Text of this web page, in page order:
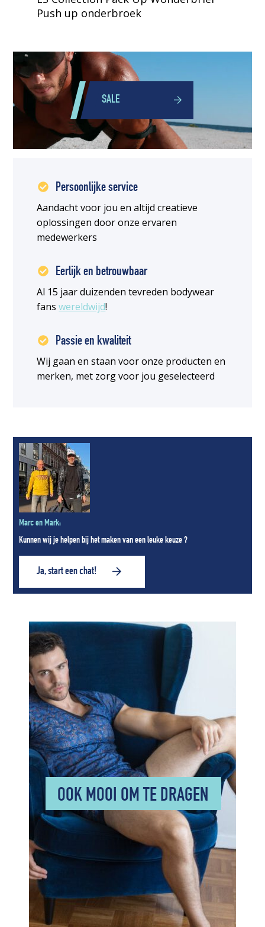
Push up onderbroek
SALE
Persoonlijke service
Aandacht voor jou en altijd creatieve
oplossingen door onze ervaren
medewerkers
Eerlijk en betrouwbaar
Al 15 jaar duizenden tevreden bodywear
fanswereldwijd!
Passie en kwaliteit
Wij gaan en staan voor onze producten en
merken, met zorg voor jou geselecteerd
Marc en Mark:
Kunnen wij je helpen bij het maken van een leuke keuze ?
Ja, start een chat!
OOK MOOI OM TE DRAGEN